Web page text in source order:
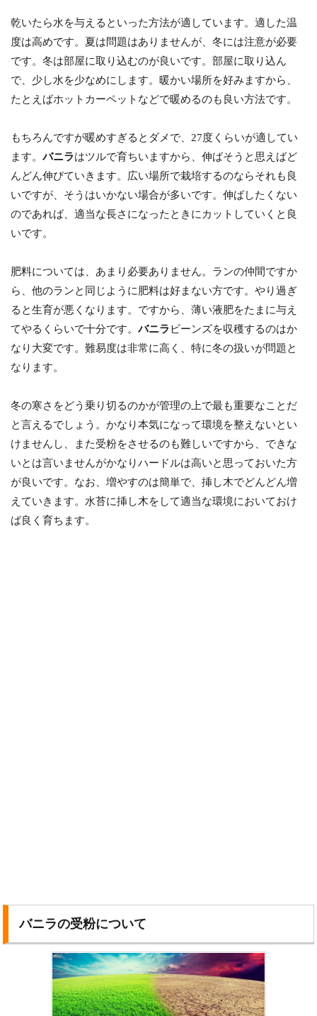
乾いたら水を与えるといった方法が適しています。適した温
度は高めです。夏は問題はありませんが、冬には注意が必要
です。冬は部屋に取り込むのが良いです。部屋に取り込ん
で、少し水を少なめにします。暖かい場所を好みますから、
たとえばホットカーペットなどで暖めるのも良い方法です。
もちろんですが暖めすぎるとダメで、27度くらいが適してい
ます。バニラはツルで育ちいますから、伸ばそうと思えばど
んどん伸びていきます。広い場所で栽培するのならそれも良
いですが、そうはいかない場合が多いです。伸ばしたくない
のであれば、適当な長さになったときにカットしていくと良
いです。
肥料については、あまり必要ありません。ランの仲間ですか
ら、他のランと同じように肥料は好まない方です。やり過ぎ
ると生育が悪くなります。ですから、薄い液肥をたまに与え
てやるくらいで十分です。バニラ ビーンズを収穫するのはか
なり大変です。難易度は非常に高く、特に冬の扱いが問題と
なります。
冬の寒さをどう乗り切るのかが管理の上で最も重要なことだ
と言えるでしょう。かなり本気になって環境を整えないとい
けませんし、また受粉をさせるのも難しいですから、できな
いとは言いませんがかなりハードルは高いと思っておいた方
が良いです。なお、増やすのは簡単で、挿し木でどんどん増
えていきます。水苔に挿し木をして適当な環境においておけ
ば良く育ちます。
バニラの受粉について